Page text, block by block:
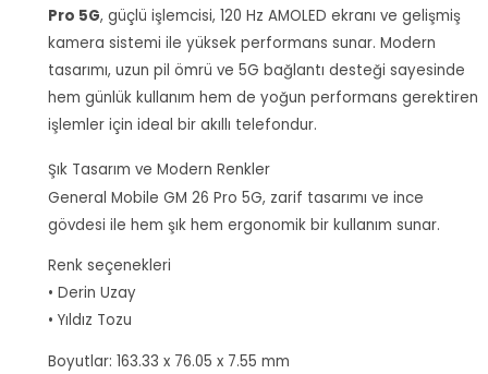
Pro 5G, güçlü işlemcisi, 120 Hz AMOLED ekranı ve gelişmiş
kamera sistemi ile yüksek performans sunar. Modern
tasarımı, uzun pil ömrü ve 5G bağlantı desteği sayesinde
hem günlük kullanım hem de yoğun performans gerektiren
işlemler için ideal bir akıllı telefondur.
Şık Tasarım ve Modern Renkler
General Mobile GM 26 Pro 5G, zarif tasarımı ve ince
gövdesi ile hem şık hem ergonomik bir kullanım sunar.
Renk seçenekleri
• Derin Uzay
• Yıldız Tozu
Boyutlar: 163.33 x 76.05 x 7.55 mm